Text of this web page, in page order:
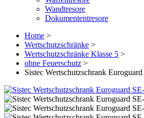
Wandtresore
Dokumententresore
Home >
Wertschutzschränke >
Wertschutzschränke Klasse 5 >
ohne Feuerschutz >
Sistec Wertschutzschrank